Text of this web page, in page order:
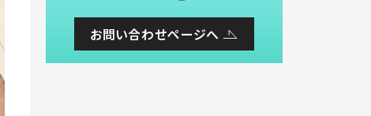
お問い合わせページへ